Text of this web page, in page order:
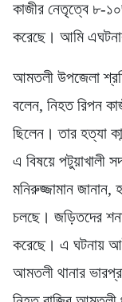
কাজীর নেতৃত্বে ৮-
করেছে। আমি
আমতলী উপজেলা
বলেন, নিহত রিপন
ছিলেন। তার হত্যা
এ বিষয়ে পটুয়াখালী
মনিরুজ্জামান
চলছে। জড়িতদের
করেছে। এ ঘটনায়
আমতলী থানার